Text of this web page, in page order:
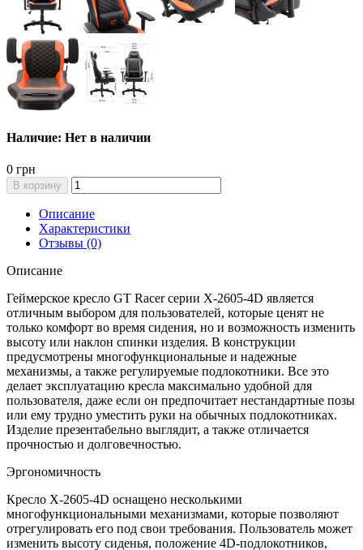
Наличие: Нет в наличии
0 грн
В корзину
Описание
Характеристики
Отзывы (0)
Описание
Геймерское кресло GT Racer серии X-2605-4D является
отличным выбором для пользователей, которые ценят не
только комфорт во время сидения, но и возможность изменить
высоту или наклон спинки изделия. В конструкции
предусмотрены многофункциональные и надежные
механизмы, а также регулируемые подлокотники. Все это
делает эксплуатацию кресла максимально удобной для
пользователя, даже если он предпочитает нестандартные позы
или ему трудно уместить руки на обычных подлокотниках.
Изделие презентабельно выглядит, а также отличается
прочностью и долговечностью.
Эргономичность
Кресло X-2605-4D оснащено несколькими
многофункциональными механизмами, которые позволяют
отрегулировать его под свои требования. Пользователь может
изменить высоту сиденья, положение 4D-подлокотников,